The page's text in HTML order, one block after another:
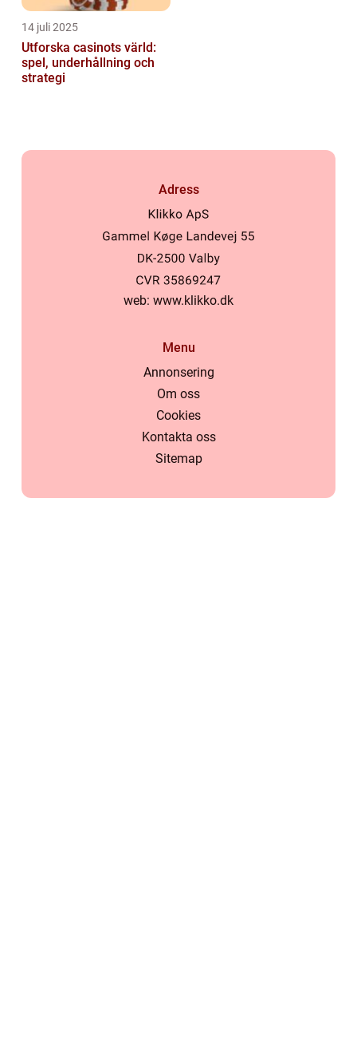
14 juli 2025
Utforska casinots värld:
spel, underhållning och
strategi
Adress
web: www.klikko.dk
Menu
Annonsering
Om oss
Cookies
Kontakta oss
Sitemap